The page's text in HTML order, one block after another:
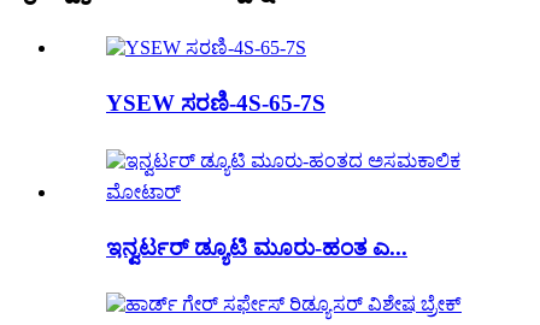
YSEW ಸರಣಿ-4S-65-7S
ಇನ್ವರ್ಟರ್ ಡ್ಯೂಟಿ ಮೂರು-ಹಂತ ಎ...